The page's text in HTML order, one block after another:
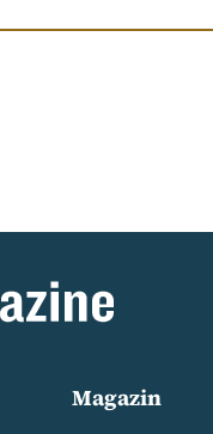
Magazin